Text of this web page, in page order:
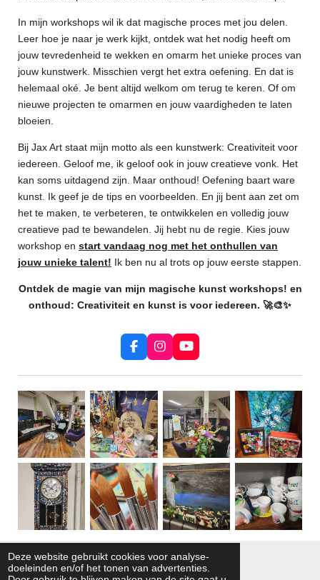
Deze website gebruikt cookies voor analyse-
doeleinden en/of het tonen van advertenties.
In mijn workshops wil ik dat magische proces met jou delen.
Leer hoe je naar je werk kijkt, ontdek wat het nodig heeft om
jouw tevredenheid te wekken en omarm het unieke proces van
jouw kunstwerk. Misschien vergt het extra oefening. En dat is
helemaal oké. Je bent altijd welkom om terug te keren. Of om
nieuwe projecten te omarmen en jouw vaardigheden te laten
bloeien.
Bij Jax Art staat mijn motto als een kunstwerk: Creativiteit voor
iedereen. Geloof me, ik geloof ook in jouw creatieve vonk. Het
kan soms uitdagend zijn. Maar onthoud! Oefening baart ware
kunst. Ik geef je de tips en voorbeelden. En jij bent aan zet om
het te maken, te verbeteren, te ontwikkelen en volledig jouw
creatieve pad te bewandelen. Jij hebt nu de regie. Kies jouw
workshop en start vandaag nog met het onthullen van
jouw unieke talent! Ik ben nu al trots op jouw eerste stappen.
Ontdek de magie van mijn magische kunst workshops! en
onthoud: Creativiteit en kunst is voor iedereen. 🚀🎨✨
F
a
c
b
o
o
k
I
n
s
g
a
m
Y
o
u
b
e
R
a
1 2 3 4 5
S
t